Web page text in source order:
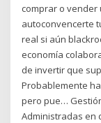
comprar o vender
autoconvencerte
real si aún
economía
de invertir que
Probablemente
pero pue…
Administradas en